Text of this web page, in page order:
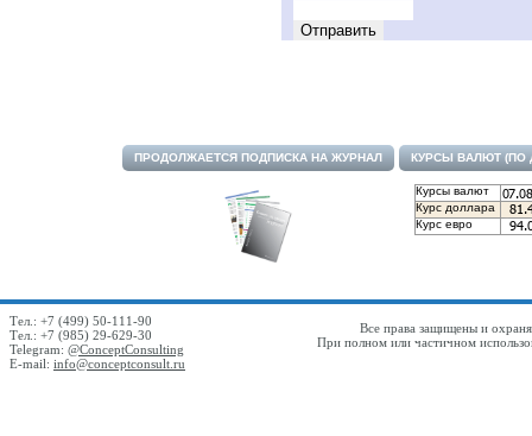
ПРОДОЛЖАЕТСЯ ПОДПИСКА НА ЖУРНАЛ КУРСЫ ВАЛЮТ (ПО
Курсы валют
Курс доллара
Курс евро
Тел.: +7 (499) 50-111-90
Тел.: +7 (985) 29-629-30
Telegram: @ConceptConsulting
E-mail: info@conceptconsult.ru
Все права защищены и
При полном или частичном